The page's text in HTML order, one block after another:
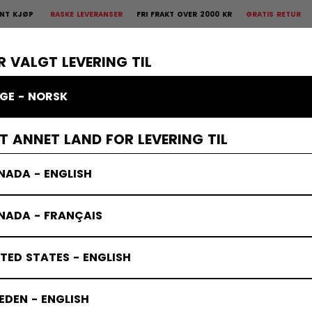
VALGT LEVERING TIL
- NORSK
ANNET LAND FOR LEVERING TIL
- ENGLISH
- FRANÇAIS
STATES - ENGLISH
- ENGLISH
LEVERANSERFRI FRAKT OVER 2000 KR GRATIS RETUR 30 DAGERS
30 dagers åpent kjøp
BESKYTTELSE KEEPER KLÆR